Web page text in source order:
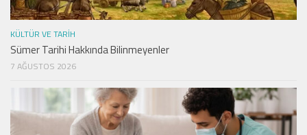
KÜLTÜR VE TARIH
Sümer Tarihi Hakkında Bilinmeyenler
7 AĞUSTOS 2026